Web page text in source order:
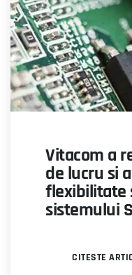
Vitacom a
de lucru si
flexibilitate
sistemului
CITESTE